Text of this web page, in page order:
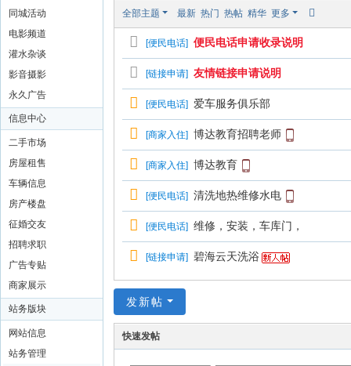
港同城活动
电影频道
灌水杂谈
影音摄影
永久广告
信息中心
二手市场
房屋租售
车辆信息
房产楼盘
征婚交友
招聘求职
广告专贴
商家展示
站务版块
网站信息
站务管理
全部主题 最新 热门 热帖 精华 更多
[便民电话] 便民电话申请收录说明
[链接申请] 友情链接申请说明
[便民电话] 爱车服务俱乐部
[商家入住] 博达教育招聘老师
[商家入住] 博达教育
[便民电话] 清洗地热维修水电
[便民电话] 维修，安装，车库门，
[链接申请] 碧海云天洗浴
发新帖
快速发帖